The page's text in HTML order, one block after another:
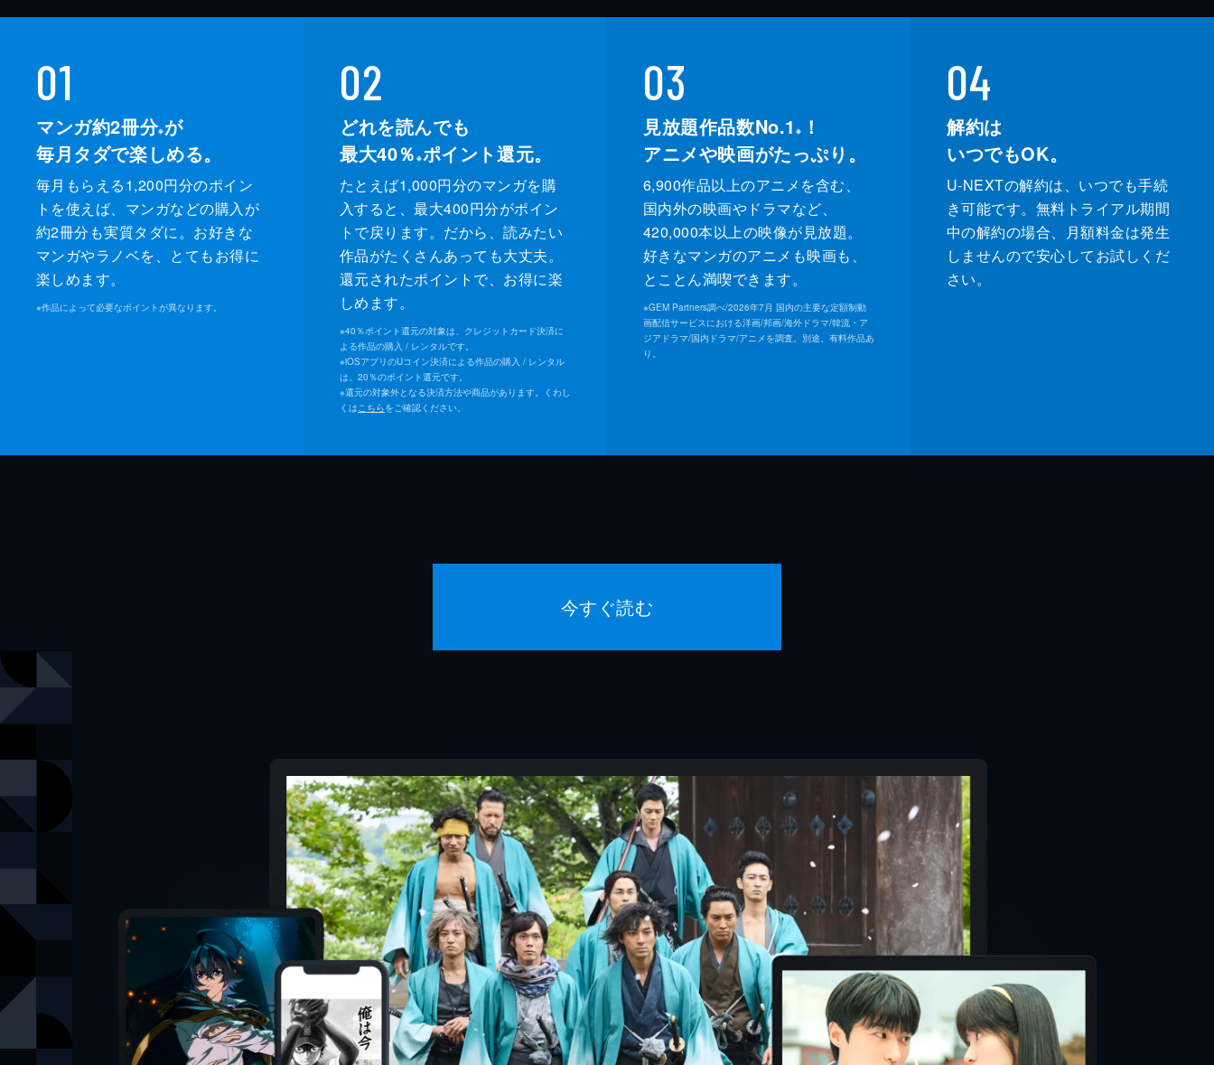
01
マンガ約2冊分※が
毎月タダで楽しめる。
毎月もらえる1,200円分のポイン
トを使えば、マンガなどの購入が
約2冊分も実質タダに。お好きな
マンガやラノベを、とてもお得に
楽しめます。
※作品によって必要なポイントが異なります。
02
どれを読んでも
最大40％ ※ポイント還元。
たとえば1,000円分のマンガを購
入すると、最大400円分がポイン
トで戻ります。だから、読みたい
作品がたくさんあっても大丈夫。
還元されたポイントで、お得に楽
しめます。
※40％ポイント還元の対象は、クレジットカード決済に
よる作品の購入 / レンタルです。
※iOSアプリのUコイン決済による作品の購入 / レンタル
は、20％のポイント還元です。
※還元の対象外となる決済方法や商品があります。くわし
くはこちらをご確認ください。
03
見放題作品数No.1 ※
！
アニメや映画がたっぷり。
6,900作品以上のアニメを含む、
国内外の映画やドラマなど、
420,000本以上の映像が見放題。
好きなマンガのアニメも映画も、
とことん満喫できます。
※GEM Partners調べ/2026年7⽉ 国内の主要な定額制動
画配信サービスにおける洋画/邦画/海外ドラマ/韓流・ア
ジアドラマ/国内ドラマ/アニメを調査。別途、有料作品あ
り。
04
解約は
いつでもOK。
U-NEXTの解約は、いつでも手続
き可能です。無料トライアル期間
中の解約の場合、月額料金は発生
しませんので安心してお試しくだ
さい。
今すぐ読む